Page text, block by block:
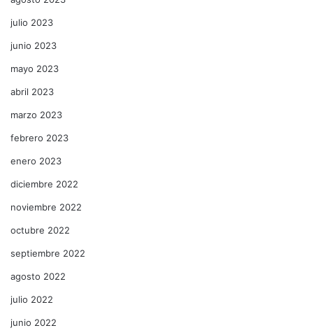
julio 2023
junio 2023
mayo 2023
abril 2023
marzo 2023
febrero 2023
enero 2023
diciembre 2022
noviembre 2022
octubre 2022
septiembre 2022
agosto 2022
julio 2022
junio 2022